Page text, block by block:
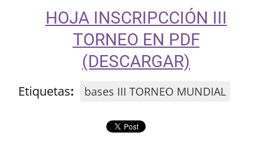
HOJA INSCRIPCCIÓN III
TORNEO EN PDF
(DESCARGAR)
Etiquetas: bases III TORNEO MUNDIAL